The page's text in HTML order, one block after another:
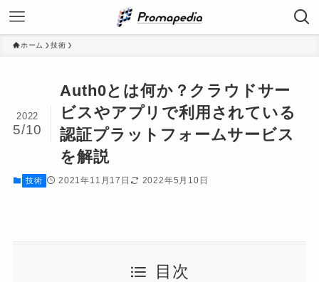
ホーム 技術
Auth0とは何か？クラウドサー
ビスやアプリで利用されている
認証プラットフォームサービス
を解説
2022
5/10
技術 2021年11月17日 2022年5月10日
目次